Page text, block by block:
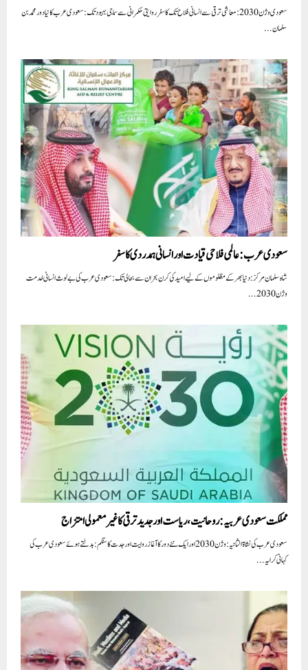
سعودی وژن 2030: معاشی ترقی سے انسانی فلاح تک کا سفر روایتی حکمرانی سے سماجی بہبود تک: سعودی عرب کا نیا دور محمد بن
سلمان...
سعودی عرب: عالمی فلاحی قیادت اور انسانی ہمدردی کا سفر
شاہ سلمان مرکز: دنیا بھر کے مظلوموں کے لیے امید کی کرن بحران سے بحالی تک: سعودی عرب کی بے لوث انسانی خدمت
وژن 2030...
مملکت سعودی عربیہ: روحانیت، ریاست اور جدید ترقی کا غیر معمولی امتزاج
سعودی عرب کی نشاۃ الثانیہ: وژن 2030 اور ایک نئے دور کا آغاز روایت اور جدت کا سنگم: بدلتے ہوئے سعودی عرب کی
کہانی کرایہ...